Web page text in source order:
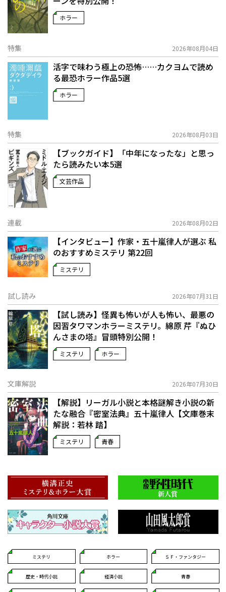
ホラー
特集 2026年08月04日
活字で味わう極上の恐怖……カクヨムで読め
る最恐ホラー作品5選
ホラー
特集 2026年08月03日
【ブックガイド】「中年になったな」と思っ
たら読みたい本5選
文芸作品
連載 2026年08月02日
【インタビュー】作家・五十嵐律人が選ぶ 私
のおすすめミステリ 第22回
ミステリ
試し読み 2026年07月31日
【試し読み】怪異も怖いが人も怖い、最悪の
因習タワマンホラーミステリ。綿原 芹『ぬひ
んさまの塔』冒頭特別公開！
ミステリ ホラー
文庫解説 2026年07月30日
【解説】リーガル小説と本格謎解き小説の新
たな融合――『密室法典』五十嵐律人【文庫巻末
解説：若林 踏】
ミステリ 青春
ミステリ ホラー ＳＦ・ファンタジー
歴史・時代小説 経済小説 青春